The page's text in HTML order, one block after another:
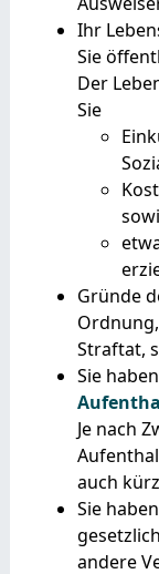
Ihr
Sie
Der
Sie
Gründe
Ordnung,
Straftat,
Sie
Je nach
auch
Sie
andere